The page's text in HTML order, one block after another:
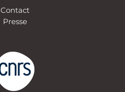
Contact
Presse